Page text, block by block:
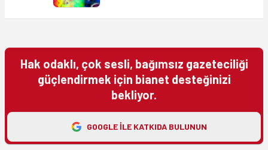
Hak odaklı, çok sesli, bağımsız gazeteciliği
güçlendirmek için bianet desteğinizi
bekliyor.
GOOGLE ILE KATKIDA BULUNUN